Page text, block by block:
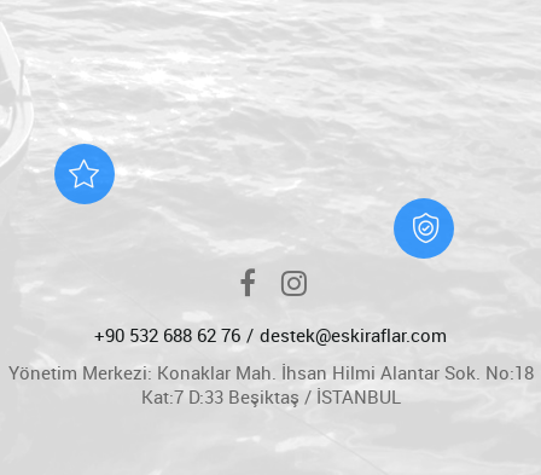
+90 532 688 62 76
destek@eskiraflar.com
Yönetim Merkezi: Konaklar Mah. İhsan Hilmi Alantar Sok. No:18
Kat:7 D:33 Beşiktaş / İSTANBUL